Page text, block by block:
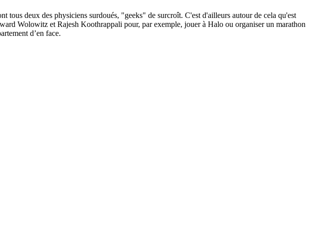
deux des physiciens surdoués, "geeks" de surcroît. C'est d'ailleurs autour de cela qu'est
Wolowitz et Rajesh Koothrappali pour, par exemple, jouer à Halo ou organiser un marathon
d’en face.